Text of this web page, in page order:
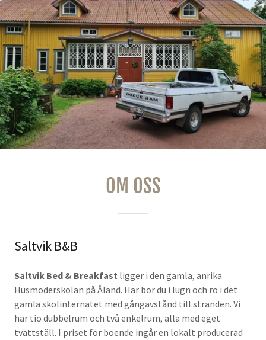
OM OSS
Saltvik B&B
Saltvik Bed & Breakfast ligger i den gamla, anrika
Husmoderskolan på Åland. Här bor du i lugn och ro i det
gamla skolinternatet med gångavstånd till stranden. Vi
har tio dubbelrum och två enkelrum, alla med eget
tvättställ. I priset för boende ingår en lokalt producerad